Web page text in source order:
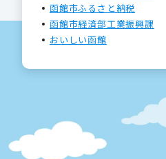
函館市ふるさと納税
函館市経済部工業振興課
おいしい函館